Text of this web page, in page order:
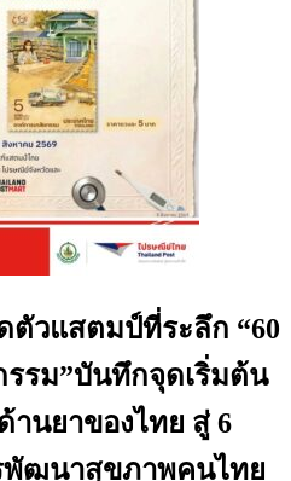
ตัวแสตมป์ที่ระลึก “60
รรม”บันทึกจุดเริ่มต้น
านยาของไทย สู่ 6
พัฒนาสุขภาพคนไทย